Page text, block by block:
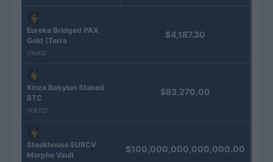
Eureka Bridged PAX
Gold (Terra
(PAXG)
$4,187.30
Kinza Babylon Staked
BTC
(KBTC)
$83,270.00
Steakhouse EURCV
Morpho Vault
$100,000,000,000,000.00